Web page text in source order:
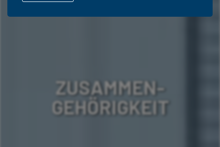
ZUSAMMEN-
GEHÖRIGKEIT